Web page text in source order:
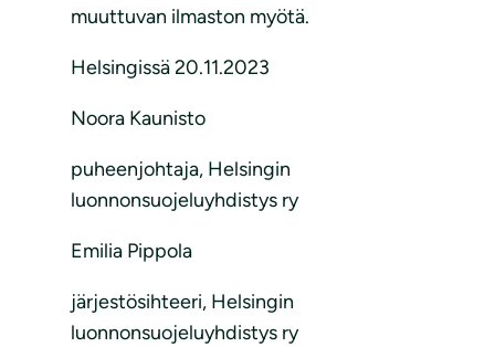
muuttuvan ilmaston myötä.
Helsingissä 20.11.2023
Noora Kaunisto
puheenjohtaja, Helsingin
luonnonsuojeluyhdistys ry
Emilia Pippola
järjestösihteeri, Helsingin
luonnonsuojeluyhdistys ry